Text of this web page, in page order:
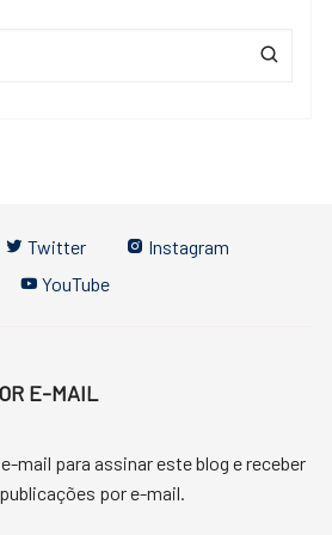
Twitter
Instagram
YouTube
E-MAIL
mail para assinar este blog e receber
por e-mail.